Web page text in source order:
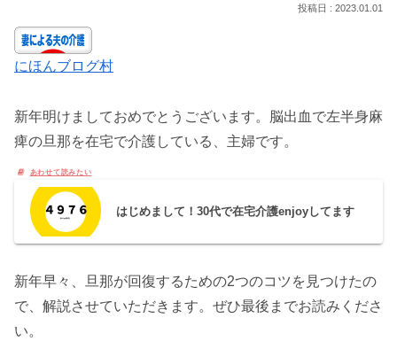
2023.01.01
にほんブログ村
新年明けましておめでとうございます。脳出血で左半身麻
痺の旦那を在宅で介護している、主婦です。
はじめまして！30代で在宅介護enjoyしてます
新年早々、旦那が回復するための2つのコツを見つけたの
で、解説させていただきます。ぜひ最後までお読みくださ
い。